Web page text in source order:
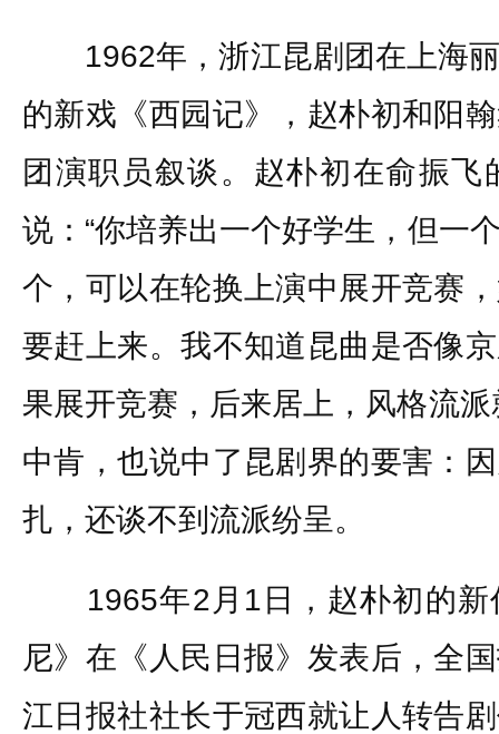
1962年，浙江昆剧团在上海丽
的新戏《西园记》，赵朴初和阳
团演职员叙谈。赵朴初在俞振
说：“你培养出一个好学生，但一
个，可以在轮换上演中展开竞赛
要赶上来。我不知道昆曲是否像
果展开竞赛，后来居上，风格流
中肯，也说中了昆剧界的要害：
扎，还谈不到流派纷呈。
1965年2月1日，赵朴初的新
尼》在《人民日报》发表后，全
江日报社社长于冠西就让人转告